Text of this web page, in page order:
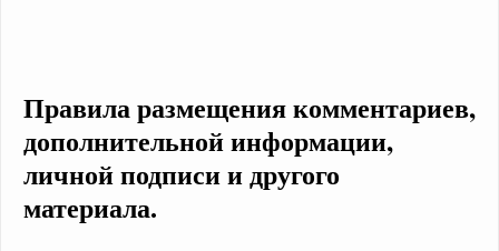
Правила размещения комментариев,
дополнительной информации,
личной подписи и другого
материала.